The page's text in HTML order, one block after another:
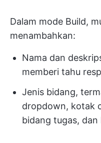
Dalam mode Build,
menambahkan:
Nama dan
memberi tahu
Jenis bidang,
dropdown, kotak
bidang tugas, dan